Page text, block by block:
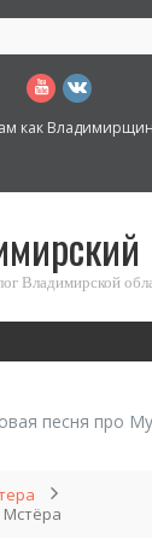
как
Владимирской
песня про
Мстёра